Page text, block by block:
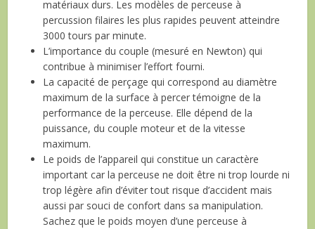
matériaux durs. Les modèles de perceuse à
percussion filaires les plus rapides peuvent atteindre
3000 tours par minute.
L’importance du couple (mesuré en Newton) qui
contribue à minimiser l’effort fourni.
La capacité de perçage qui correspond au diamètre
maximum de la surface à percer témoigne de la
performance de la perceuse. Elle dépend de la
puissance, du couple moteur et de la vitesse
maximum.
Le poids de l’appareil qui constitue un caractère
important car la perceuse ne doit être ni trop lourde ni
trop légère afin d’éviter tout risque d’accident mais
aussi par souci de confort dans sa manipulation.
Sachez que le poids moyen d’une perceuse à